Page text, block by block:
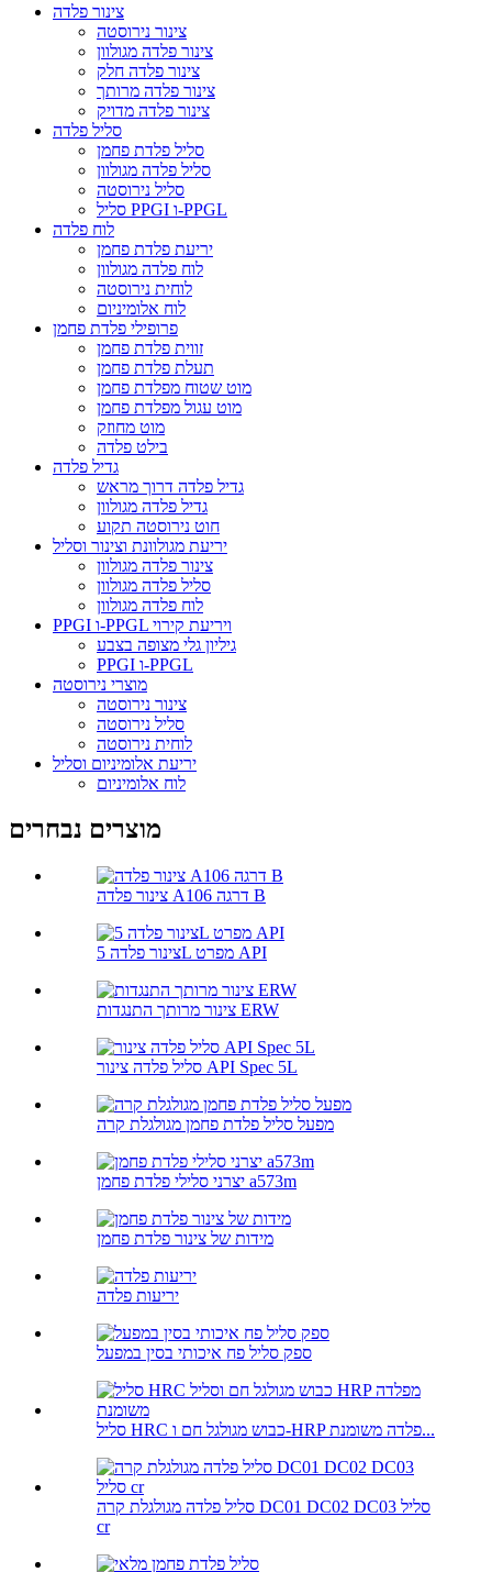
צינור פלדה
צינור נירוסטה
צינור פלדה מגולוון
צינור פלדה חלק
צינור פלדה מרותך
צינור פלדה מדויק
סליל פלדה
סליל פלדת פחמן
סליל פלדה מגולוון
סליל נירוסטה
סליל PPGI ו-PPGL
לוח פלדה
יריעת פלדת פחמן
לוח פלדה מגולוון
לוחית נירוסטה
לוח אלומיניום
פרופילי פלדת פחמן
זווית פלדת פחמן
תעלת פלדת פחמן
מוט שטוח מפלדת פחמן
מוט עגול מפלדת פחמן
מוט מחוזק
בילט פלדה
גדיל פלדה
גדיל פלדה דרוך מראש
גדיל פלדה מגולוון
חוט נירוסטה תקוע
יריעת מגולוונת וצינור וסליל
צינור פלדה מגולוון
סליל פלדה מגולוון
לוח פלדה מגולוון
PPGI ו-PPGL ויריעת קירוי
גיליון גלי מצופה בצבע
PPGI ו-PPGL
מוצרי נירוסטה
צינור נירוסטה
סליל נירוסטה
לוחית נירוסטה
יריעת אלומיניום וסליל
לוח אלומיניום
מוצרים נבחרים
צינור פלדה A106 דרגה B
צינור פלדה 5L מפרט API
צינור מרותך התנגדות ERW
סליל פלדה צינור API Spec 5L
מפעל סליל פלדת פחמן מגולגלת קרה
יצרני סלילי פלדת פחמן a573m
מידות של צינור פלדת פחמן
יריעות פלדה
ספק סליל פח איכותי בסין במפעל
סליל HRC כבוש מגולגל חם ו-HRP פלדה משומנת...
סליל פלדה מגולגלת קרה DC01 DC02 DC03 סליל
cr